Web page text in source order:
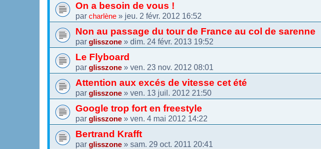
On a besoin de vous !
par charlène » jeu. 2 févr. 2012 16:52
Non au passage du tour de France au col de sarenne
par glisszone » dim. 24 févr. 2013 19:52
Le Flyboard
par glisszone » ven. 23 nov. 2012 08:01
Attention aux excés de vitesse cet été
par glisszone » ven. 13 juil. 2012 21:50
Google trop fort en freestyle
par glisszone » ven. 4 mai 2012 14:22
Bertrand Krafft
par glisszone » sam. 29 oct. 2011 20:41